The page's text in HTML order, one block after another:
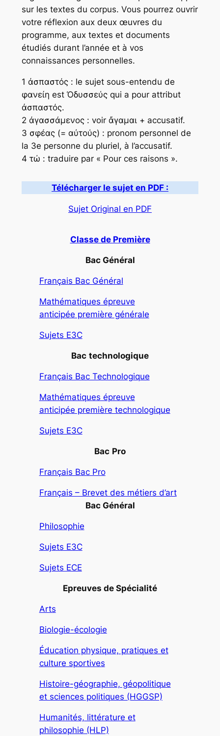
sur les textes du corpus. Vous pourrez ouvrir
votre réflexion aux deux œuvres du
programme, aux textes et documents
étudiés durant l’année et à vos
connaissances personnelles.
1 ἀσπαστός : le sujet sous-entendu de
φανείη est Ὀδυσσεύς qui a pour attribut
ἀσπαστός.
2 ἀγασσάμενος : voir ἄγαμαι + accusatif.
3 σφέας (= αὐτούς) : pronom personnel de
la 3e personne du pluriel, à l’accusatif.
4 τώ : traduire par « Pour ces raisons ».
Télécharger le sujet en PDF :
Sujet Original en PDF
Classe de Première
Bac Général
Français Bac Général
Mathématiques épreuve
anticipée première générale
Sujets E3C
Bac technologique
Français Bac Technologique
Mathématiques épreuve
anticipée première technologique
Sujets E3C
Bac Pro
Français Bac Pro
Français – Brevet des métiers d’art
Bac Général
Philosophie
Sujets E3C
Sujets ECE
Epreuves de Spécialité
Arts
Biologie-écologie
Éducation physique, pratiques et
culture sportives
Histoire-géographie, géopolitique
et sciences politiques (HGGSP)
Humanités, littérature et
philosophie (HLP)